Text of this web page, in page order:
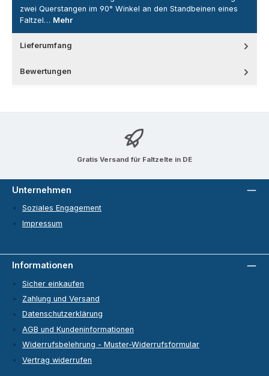
zwei Querstangen im 90° Winkel an den Standbeinen eines
Faltzel… Mehr
Lieferumfang
Bewertungen
Gratis Versand für Faltzelte in DE
Unternehmen
Soziales Engagement
Impressum
Informationen
Sicher einkaufen
Zahlung und Versand
Datenschutzerklärung
AGB und Kundeninformationen
Widerrufsbelehrung - Muster-Widerrufsformular
Vertrag widerrufen